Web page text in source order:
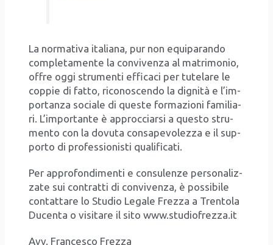
La nor­ma­ti­va ita­lia­na, pur non equi­pa­ran­do
com­ple­ta­men­te la con­vi­ven­za al matri­mo­nio,
offre oggi stru­men­ti effi­ca­ci per tute­la­re le
cop­pie di fat­to, rico­no­scen­do la digni­tà e l’im­
por­tan­za socia­le di que­ste for­ma­zio­ni fami­lia­
ri. L’im­por­tan­te è approc­ciar­si a que­sto stru­
men­to con la dovu­ta con­sa­pe­vo­lez­za e il sup­
por­to di pro­fes­sio­ni­sti qua­li­fi­ca­ti.
Per appro­fon­di­men­ti e con­su­len­ze per­so­na­liz­
za­te sui con­trat­ti di con­vi­ven­za, è pos­si­bi­le
con­tat­ta­re lo Stu­dio Lega­le Frez­za a Tren­to­la
Ducen­ta o visi­ta­re il sito www.studiofrezza.it
Avv. Fran­ce­sco Frez­za